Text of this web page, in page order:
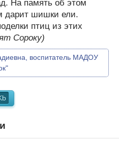
На память об этом
дарит шишки ели.
птиц из этих
Сороку)
воспитатель МАДОУ